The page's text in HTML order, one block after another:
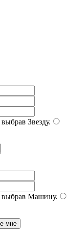
Звезду.
Машину.